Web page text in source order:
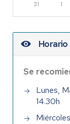
31
1
Horario
Se
Lunes,
14.30h